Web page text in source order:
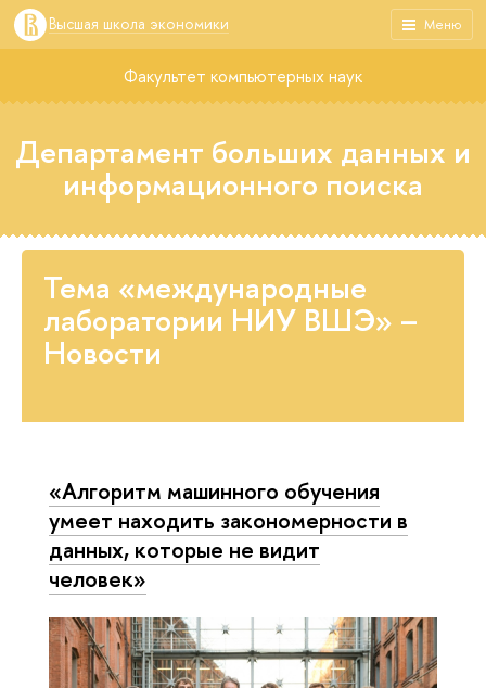
Меню
Высшая школа экономики
Факультет компьютерных наук
Департамент больших данных и
информационного поиска
Тема «международные
лаборатории НИУ ВШЭ» –
Новости
«Алгоритм машинного обучения
умеет находить закономерности в
данных, которые не видит
человек»